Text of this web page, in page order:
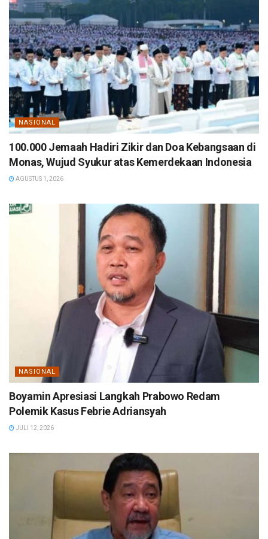
NASIONAL
100.000 Jemaah Hadiri Zikir dan Doa Kebangsaan di
Monas, Wujud Syukur atas Kemerdekaan Indonesia
AGUSTUS 1, 2026
NASIONAL
Boyamin Apresiasi Langkah Prabowo Redam
Polemik Kasus Febrie Adriansyah
JULI 12, 2026